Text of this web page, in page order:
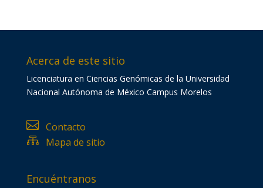
Acerca de este sitio
Licenciatura en Ciencias Genómicas de la Universidad
Nacional Autónoma de México Campus Morelos
 Contacto
 Mapa de sitio
Encuéntranos